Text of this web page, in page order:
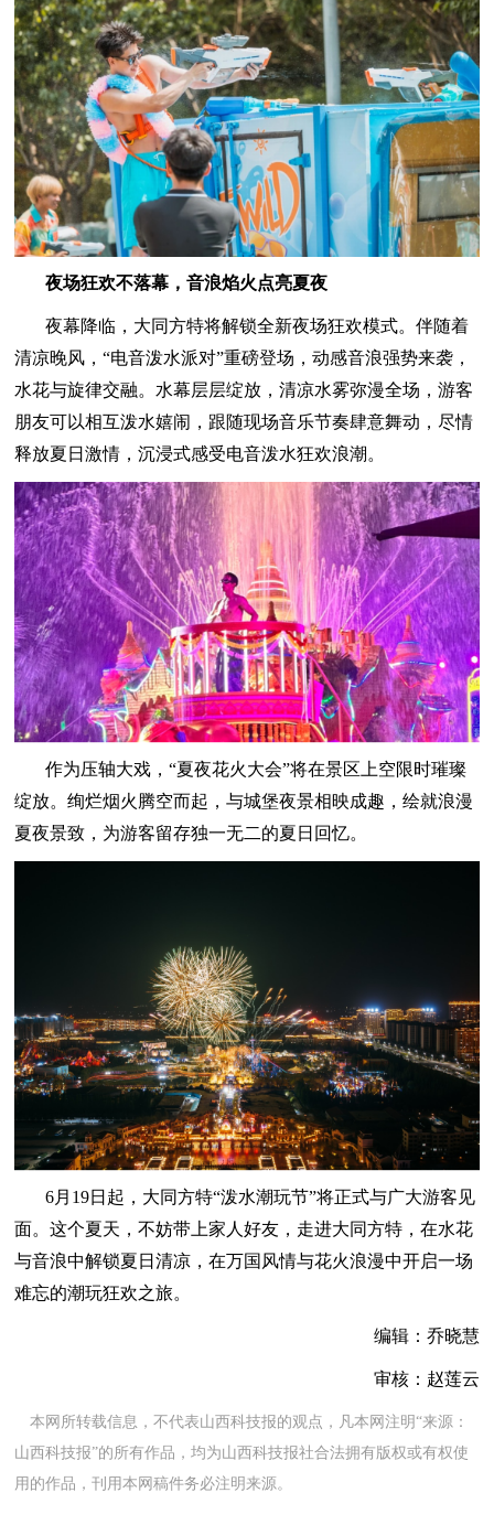
夜场狂欢不落幕，音浪焰火点亮夏夜
夜幕降临，大同方特将解锁全新夜场狂欢模式。伴随着
清凉晚风，“电音泼水派对”重磅登场，动感音浪强势来袭，
水花与旋律交融。水幕层层绽放，清凉水雾弥漫全场，游客
朋友可以相互泼水嬉闹，跟随现场音乐节奏肆意舞动，尽情
释放夏日激情，沉浸式感受电音泼水狂欢浪潮。
作为压轴大戏，“夏夜花火大会”将在景区上空限时璀璨
绽放。绚烂烟火腾空而起，与城堡夜景相映成趣，绘就浪漫
夏夜景致，为游客留存独一无二的夏日回忆。
6月19日起，大同方特“泼水潮玩节”将正式与广大游客见
面。这个夏天，不妨带上家人好友，走进大同方特，在水花
与音浪中解锁夏日清凉，在万国风情与花火浪漫中开启一场
难忘的潮玩狂欢之旅。
编辑：乔晓慧
审核：赵莲云
本网所转载信息，不代表山西科技报的观点，凡本网注明“来源：
山西科技报”的所有作品，均为山西科技报社合法拥有版权或有权使
用的作品，刊用本网稿件务必注明来源。